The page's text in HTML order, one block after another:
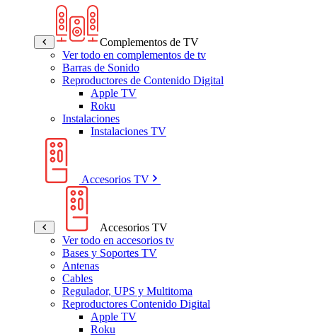
Complementos de TV
Ver todo en complementos de tv
Barras de Sonido
Reproductores de Contenido Digital
Apple TV
Roku
Instalaciones
Instalaciones TV
Accesorios TV
Accesorios TV
Ver todo en accesorios tv
Bases y Soportes TV
Antenas
Cables
Regulador, UPS y Multitoma
Reproductores Contenido Digital
Apple TV
Roku